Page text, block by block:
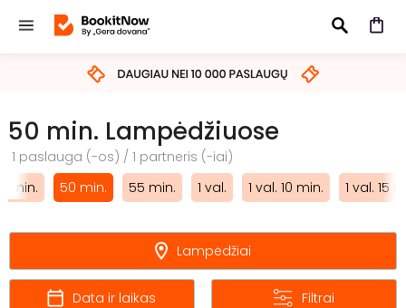
IEŠKOTI
50 min. Lampėdžiuose
1 paslauga (-os) / 1 partneris (-iai)
min.
50 min. 55 min. 1 val. 1 val. 10 min. 1 val. 15
Lampėdžiai
Data ir laikas Filtrai